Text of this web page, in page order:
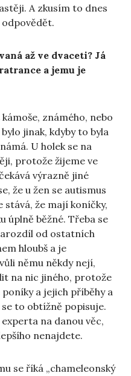
A zkusím to dnes
až ve dvaceti? Já
a jemu je
známého, nebo
jinak, kdyby to byla
U holek se na
protože žijeme ve
výrazně jiné
že u žen se autismus
že mají koníčky,
úplně běžné. Třeba se
od ostatních
hloubš a je
němu někdy nejí,
na nic jiného, protože
a jejich příběhy a
se to obtížně popisuje.
na danou věc,
nenajdete.
se říká „chameleonský